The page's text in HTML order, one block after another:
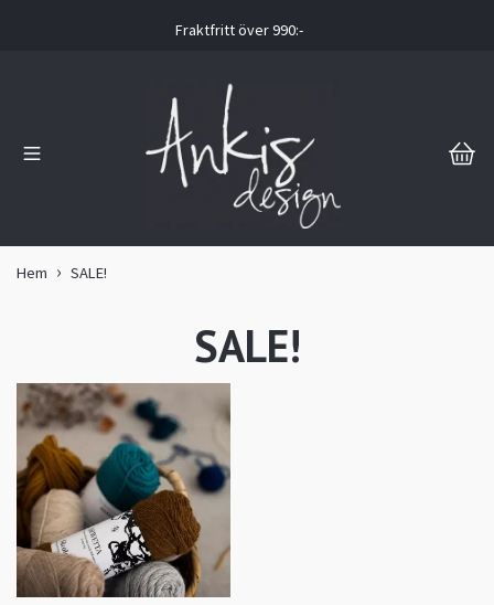
Fraktfritt över 990:-
Hem SALE!
SALE!